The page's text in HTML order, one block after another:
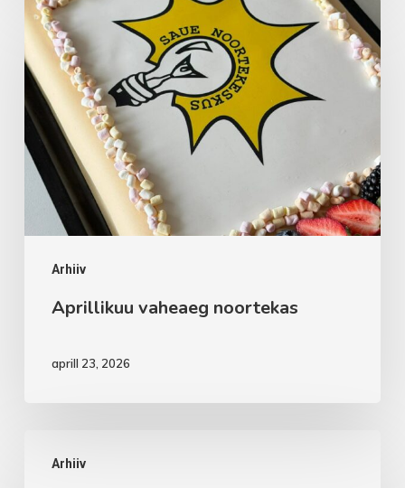
Arhiiv
Aprillikuu
vaheaeg
noortekas
Aprillikuu vaheaeg noortekas
aprill 23, 2026
Arhiiv
tegevused